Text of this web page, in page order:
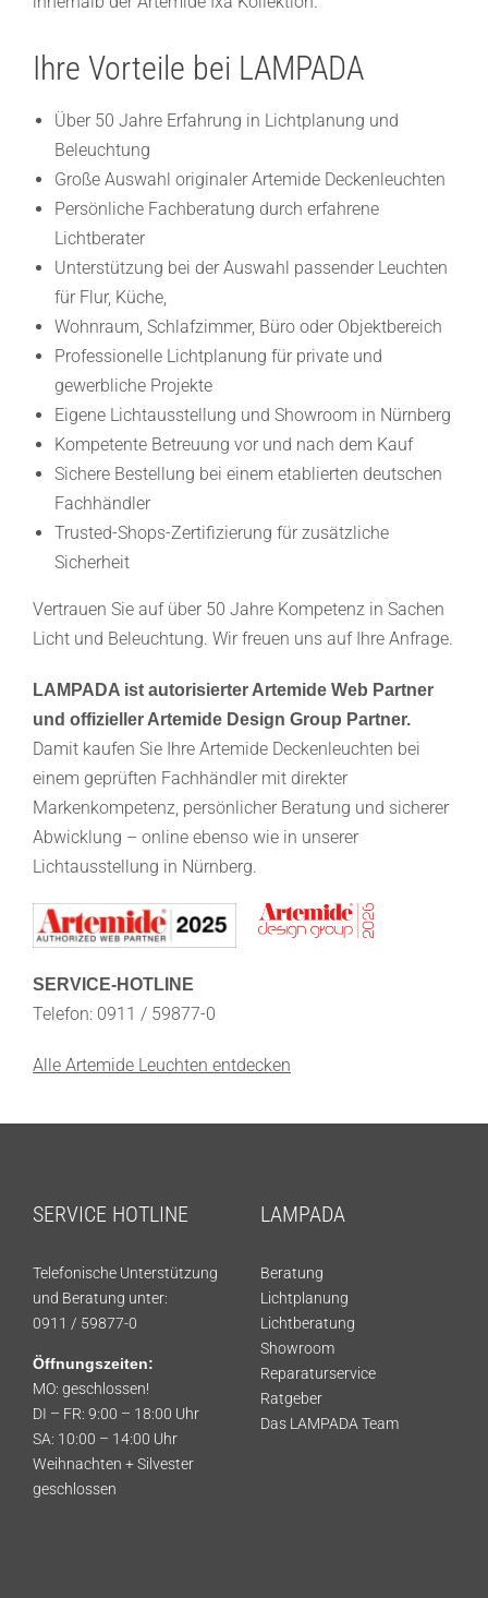
Ihre Vorteile bei LAMPADA
Über 50 Jahre Erfahrung in Lichtplanung und
Beleuchtung
Große Auswahl originaler Artemide Deckenleuchten
Persönliche Fachberatung durch erfahrene
Lichtberater
Unterstützung bei der Auswahl passender Leuchten
für Flur, Küche,
Wohnraum, Schlafzimmer, Büro oder Objektbereich
Professionelle Lichtplanung für private und
gewerbliche Projekte
Eigene Lichtausstellung und Showroom in Nürnberg
Kompetente Betreuung vor und nach dem Kauf
Sichere Bestellung bei einem etablierten deutschen
Fachhändler
Trusted-Shops-Zertifizierung für zusätzliche
Sicherheit
Vertrauen Sie auf über 50 Jahre Kompetenz in Sachen
Licht und Beleuchtung. Wir freuen uns auf Ihre Anfrage.
LAMPADA ist autorisierter Artemide Web Partner
und offizieller Artemide Design Group Partner.
Damit kaufen Sie Ihre Artemide Deckenleuchten bei
einem geprüften Fachhändler mit direkter
Markenkompetenz, persönlicher Beratung und sicherer
Abwicklung – online ebenso wie in unserer
Lichtausstellung in Nürnberg.
SERVICE-HOTLINE
Telefon: 0911 / 59877-0
Alle Artemide Leuchten entdecken
SERVICE HOTLINE
Telefonische Unterstützung
und Beratung unter:
0911 / 59877-0
Öffnungszeiten:
MO: geschlossen!
DI – FR: 9:00 – 18:00 Uhr
SA: 10:00 – 14:00 Uhr
Weihnachten + Silvester
geschlossen
LAMPADA
Beratung
Lichtplanung
Lichtberatung
Showroom
Reparaturservice
Ratgeber
Das LAMPADA Team